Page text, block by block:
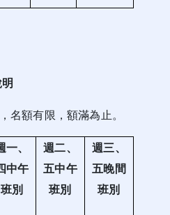
名額有限，額滿為止。
一、
中午
班別
週二、
五中午
班別
週三、
五晚間
班別